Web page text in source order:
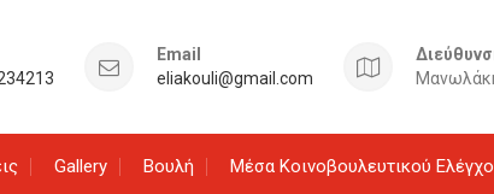
Email
eliakouli@gmail.com
Gallery Βουλή Μέσα Κοινοβουλευτικού